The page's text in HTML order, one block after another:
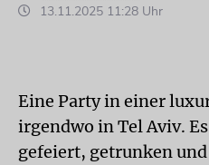
13.11.2025 11:28 Uhr
Eine Party in einer
irgendwo in Tel Aviv.
gefeiert, getrunken und